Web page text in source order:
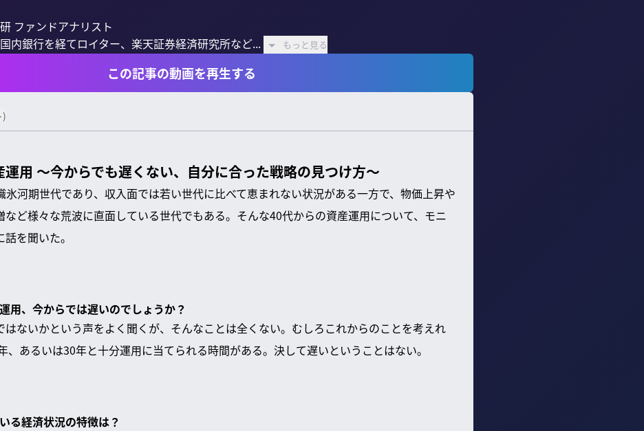
ファンドアナリスト
内銀行を経てロイター、楽天証券経済研究所など...
もっと見る
この記事の動画を再生する
)
用 〜今からでも遅くない、自分に合った戦略の見つけ方〜
氷河期世代であり、収入面では若い世代に比べて恵まれない状況がある一方で、物価上昇や
など様々な荒波に直面している世代でもある。そんな40代からの資産運用について、モニ
を聞いた。
用、今からでは遅いのでしょうか？
はないかという声をよく聞くが、そんなことは全くない。むしろこれからのことを考えれ
、あるいは30年と十分運用に当てられる時間がある。決して遅いということはない。
る経済状況の特徴は？